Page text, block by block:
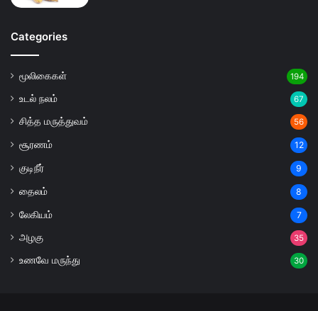
Categories
மூலிகைகள் 194
உடல் நலம் 67
சித்த மருத்துவம் 56
சூரணம் 12
குடிநீர் 9
தைலம் 8
லேகியம் 7
அழகு 35
உணவே மருந்து 30